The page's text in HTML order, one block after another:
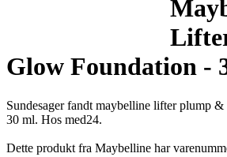
Glow Foundation -
Sundesager fandt maybelline lifter plump
30 ml. Hos med24.
Dette produkt fra Maybelline har